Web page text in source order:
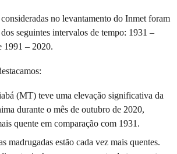
no levantamento do Inmet foram
seguintes intervalos de tempo: 1931 –
1991 – 2020.
(MT) teve uma elevação significativa da
durante o mês de outubro de 2020,
quente em comparação com 1931.
madrugadas estão cada vez mais quentes.